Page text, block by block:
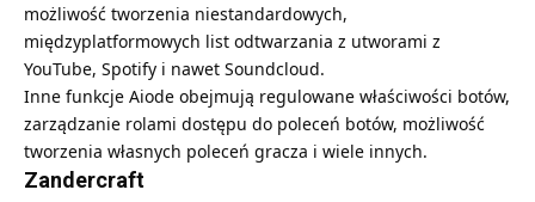
możliwość tworzenia niestandardowych,
międzyplatformowych list odtwarzania z utworami z
YouTube, Spotify i nawet Soundcloud.
Inne funkcje Aiode obejmują regulowane właściwości botów,
zarządzanie rolami dostępu do poleceń botów, możliwość
tworzenia własnych poleceń gracza i wiele innych.
Zandercraft